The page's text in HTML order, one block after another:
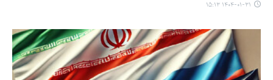
۱۴۰۴-۰۱-۳۱ ۱۵:۱۳